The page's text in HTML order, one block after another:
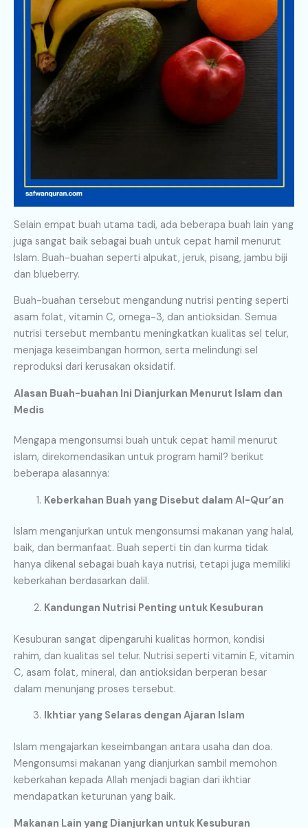
Selain empat buah utama tadi, ada beberapa buah lain yang
juga sangat baik sebagai buah untuk cepat hamil menurut
Islam. Buah-buahan seperti alpukat, jeruk, pisang, jambu biji
dan blueberry.
Buah-buahan tersebut mengandung nutrisi penting seperti
asam folat, vitamin C, omega-3, dan antioksidan. Semua
nutrisi tersebut membantu meningkatkan kualitas sel telur,
menjaga keseimbangan hormon, serta melindungi sel
reproduksi dari kerusakan oksidatif.
Alasan Buah-buahan Ini Dianjurkan Menurut Islam dan
Medis
Mengapa mengonsumsi buah untuk cepat hamil menurut
islam, direkomendasikan untuk program hamil? berikut
beberapa alasannya:
Keberkahan Buah yang Disebut dalam Al-Qur’an
Islam menganjurkan untuk mengonsumsi makanan yang halal,
baik, dan bermanfaat. Buah seperti tin dan kurma tidak
hanya dikenal sebagai buah kaya nutrisi, tetapi juga memiliki
keberkahan berdasarkan dalil.
Kandungan Nutrisi Penting untuk Kesuburan
Kesuburan sangat dipengaruhi kualitas hormon, kondisi
rahim, dan kualitas sel telur. Nutrisi seperti vitamin E, vitamin
C, asam folat, mineral, dan antioksidan berperan besar
dalam menunjang proses tersebut.
Ikhtiar yang Selaras dengan Ajaran Islam
Islam mengajarkan keseimbangan antara usaha dan doa.
Mengonsumsi makanan yang dianjurkan sambil memohon
keberkahan kepada Allah menjadi bagian dari ikhtiar
mendapatkan keturunan yang baik.
Makanan Lain yang Dianjurkan untuk Kesuburan